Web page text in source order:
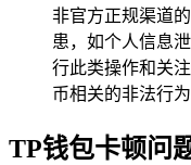
非官方正规渠道
患，如个人信息
行此类操作和关
币相关的非法行为
TP钱包卡顿问